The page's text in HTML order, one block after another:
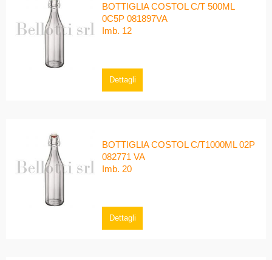
BOTTIGLIA COSTOL C/T 500ML
0C5P 081897VA
Imb. 12
Dettagli
BOTTIGLIA COSTOL C/T1000ML 02P
082771 VA
Imb. 20
Dettagli